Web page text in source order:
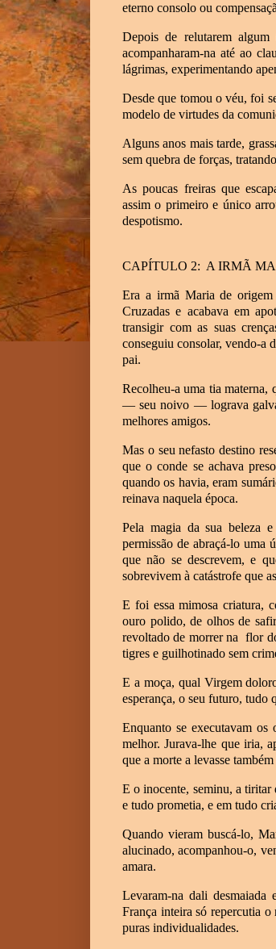
eterno consolo ou
Depois de relutarem
acompanharam-na até ao
lágrimas, experimentando
Desde que tomou o véu, foi
modelo de virtudes da
Alguns anos mais tarde,
sem quebra de forças,
As poucas freiras que
assim o primeiro e único
despotismo.
CAPÍTULO 2: A IRMÃ
Era a irmã Maria de origem
Cruzadas e acabava em
transigir com as suas
conseguiu consolar, vendo-a
pai.
Recolheu-a uma tia materna,
— seu noivo — lograva
melhores amigos.
Mas o seu nefasto destino
que o conde se achava
quando os havia, eram
reinava naquela época.
Pela magia da sua beleza
permissão de abraçá-lo uma
que não se descrevem, e
sobrevivem à catástrofe que
E foi essa mimosa criatura,
ouro polido, de olhos de
revoltado de morrer na
flor
tigres e guilhotinado sem
E a moça, qual Virgem
esperança, o seu futuro, tudo
Enquanto se executavam os
melhor. Jurava-lhe que iria,
que a morte a levasse
E o inocente, seminu, a tiritar
e tudo prometia, e em tudo
Quando vieram buscá-lo,
alucinado, acompanhou-o,
amara.
Levaram-na dali desmaiada
França inteira só repercutia o
puras individualidades.